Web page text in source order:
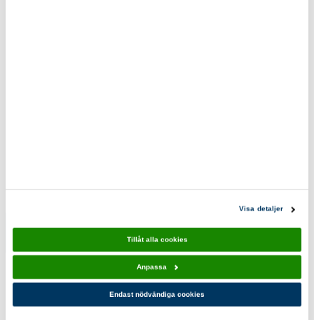
Visa detaljer
Tillåt alla cookies
Anpassa
Endast nödvändiga cookies
110,00 kr
Elda 10-
110,00 kr